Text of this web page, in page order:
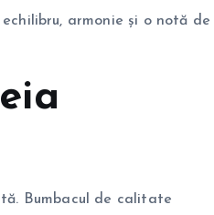
armonie și o notă de
Bumbacul de calitate